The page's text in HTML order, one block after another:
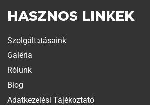
HASZNOS LINKEK
Szolgáltatásaink
Galéria
Rólunk
Blog
Adatkezelési Tájékoztató